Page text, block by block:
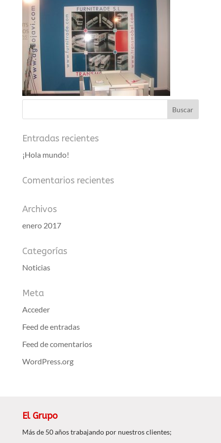
Entradas recientes
¡Hola mundo!
Comentarios recientes
Archivos
enero 2017
Categorías
Noticias
Meta
Acceder
Feed de entradas
Feed de comentarios
WordPress.org
El Grupo
Más de 50 años trabajando por nuestros clientes;